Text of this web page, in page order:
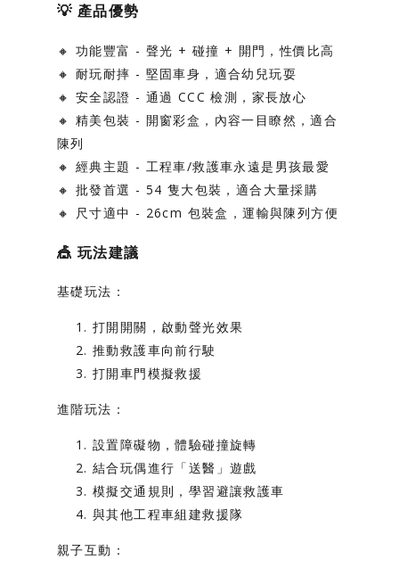
💡 產品優勢
🔸 功能豐富 - 聲光 + 碰撞 + 開門，性價比高
🔸 耐玩耐摔 - 堅固車身，適合幼兒玩耍
🔸 安全認證 - 通過 CCC 檢測，家長放心
🔸 精美包裝 - 開窗彩盒，內容一目瞭然，適合
陳列
🔸 經典主題 - 工程車/救護車永遠是男孩最愛
🔸 批發首選 - 54 隻大包裝，適合大量採購
🔸
尺寸適中 - 26cm 包裝盒，運輸與陳列方便
🎪 玩法建議
基礎玩法：
打開開關，啟動聲光效果
推動救護車向前行駛
打開車門模擬救援
進階玩法：
設置障礙物，體驗碰撞旋轉
結合玩偶進行「送醫」遊戲
模擬交通規則，學習避讓救護車
與其他工程車組建救援隊
親子互動：